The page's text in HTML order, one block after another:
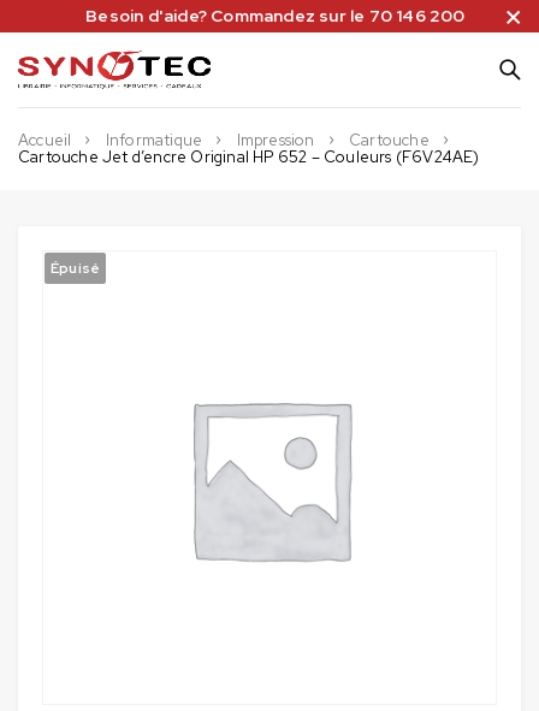
Besoin d'aide? Commandez sur le 70 146 200
Accueil Informatique Impression
Cartouche
Cartouche Jet d’encre Original HP 652 – Couleurs (F6V24AE)
Épuisé